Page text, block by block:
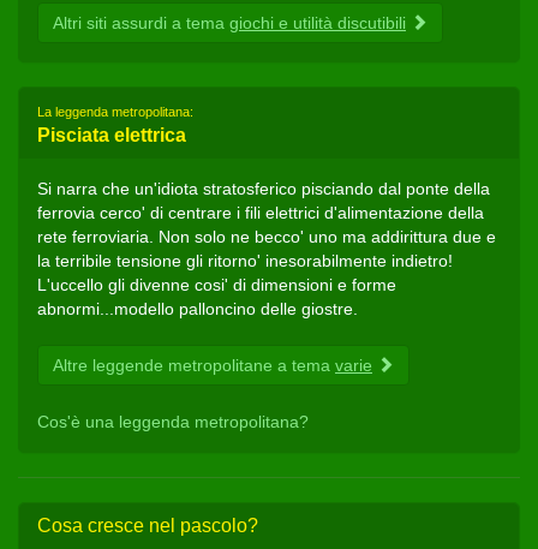
Altri siti assurdi a tema giochi e utilità discutibili
La leggenda metropolitana:
Pisciata elettrica
Si narra che un'idiota stratosferico pisciando dal ponte della
ferrovia cerco' di centrare i fili elettrici d'alimentazione della
rete ferroviaria. Non solo ne becco' uno ma addirittura due e
la terribile tensione gli ritorno' inesorabilmente indietro!
L'uccello gli divenne cosi' di dimensioni e forme
abnormi...modello palloncino delle giostre.
Altre leggende metropolitane a tema varie
Cos'è una leggenda metropolitana?
Cosa cresce nel pascolo?